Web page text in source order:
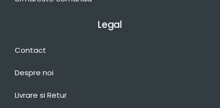
Legal
Contact
Despre noi
Livrare si Retur